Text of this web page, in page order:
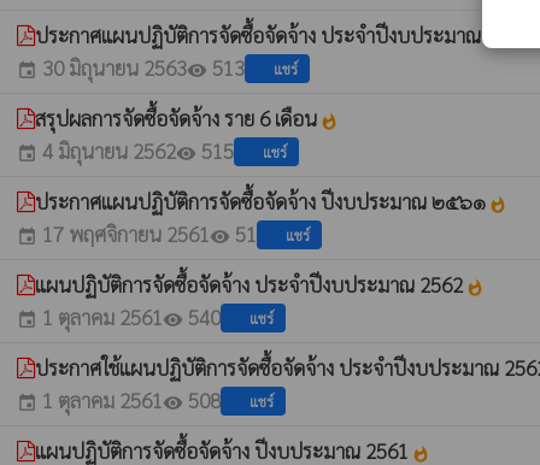
ประกาศแผนปฏิบัติการจัดซื้อจัดจ้าง ประจำปีงบประมาณ 2563
event 30 มิถุนายน 2563visibility 513 แชร์
สรุปผลการจัดซื้อจัดจ้าง ราย 6 เดือน whatshot
event 4 มิถุนายน 2562visibility 515 แชร์
ประกาศแผนปฏิบัติการจัดซื้อจัดจ้าง ปีงบประมาณ ๒๕๖๑ whatshot
event 17 พฤศจิกายน 2561visibility 51 แชร์
แผนปฏิบัติการจัดซื้อจัดจ้าง ประจำปีงบประมาณ 2562 whatshot
event 1 ตุลาคม 2561visibility 540 แชร์
ประกาศใช้แผนปฏิบัติการจัดซื้อจัดจ้าง ประจำปีงบประมาณ
event 1 ตุลาคม 2561visibility 508 แชร์
แผนปฏิบัติการจัดซื้อจัดจ้าง ปีงบประมาณ 2561 whatshot